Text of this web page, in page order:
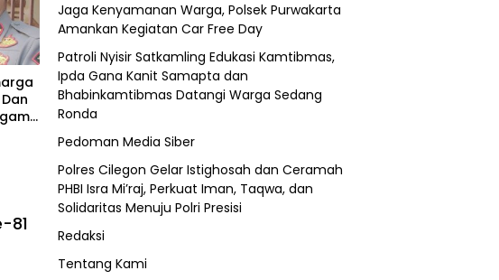
81
Jaga Kenyamanan Warga, Polsek Purwakarta
Amankan Kegiatan Car Free Day
Patroli Nyisir Satkamling Edukasi Kamtibmas,
Ipda Gana Kanit Samapta dan
Bhabinkamtibmas Datangi Warga Sedang
Ronda
Pedoman Media Siber
Polres Cilegon Gelar Istighosah dan Ceramah
PHBI Isra Mi’raj, Perkuat Iman, Taqwa, dan
Solidaritas Menuju Polri Presisi
Redaksi
Tentang Kami